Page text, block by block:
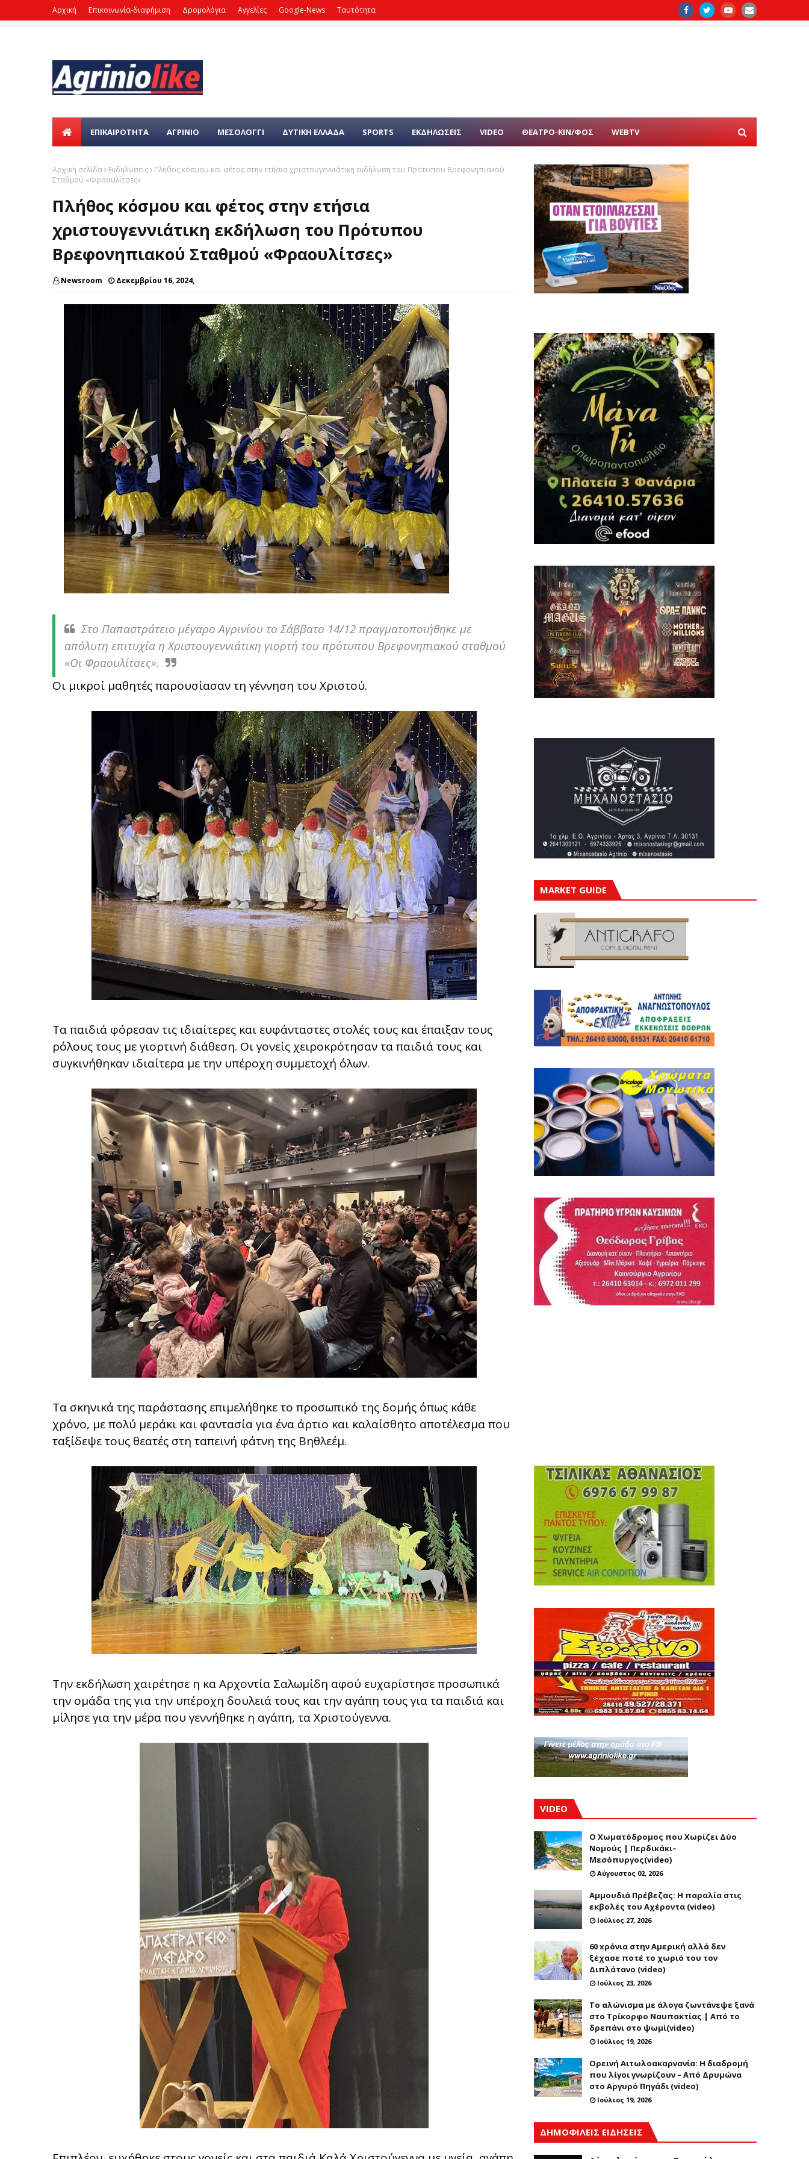
Αρχική Επικοινωνία-διαφήμιση Δρομολόγια Αγγελίες Google-News Ταυτότητα
ΕΠΙΚΑΙΡΌΤΗΤΑ ΑΓΡΙΝΙΟ ΜΕΣΟΛΟΓΓΙ ΔΥΤΙΚΗ ΕΛΛΑΔΑ SPORTS ΕΚΔΗΛΩΣΕΙΣ VIDEO ΘΕΑΤΡΟ-ΚΙΝ/ΦΟΣ WEBTV
Αρχική σελίδα Εκδηλώσεις
Πλήθος κόσμου και φέτος στην ετήσια χριστουγεννιάτικη εκδήλωση του Πρότυπου Βρεφονηπιακού
Σταθμού «Φραουλίτσες»
Πλήθος κόσμου και φέτος στην ετήσια
χριστουγεννιάτικη εκδήλωση του Πρότυπου
Βρεφονηπιακού Σταθμού «Φραουλίτσες»
Newsroom Δεκεμβρίου 16, 2024,
Στο Παπαστράτειο μέγαρο Αγρινίου το Σάββατο 14/12 πραγματοποιήθηκε με
απόλυτη επιτυχία η Χριστουγεννιάτικη γιορτή του πρότυπου Βρεφονηπιακού σταθμού
«Οι Φραουλίτσες».
Οι μικροί μαθητές παρουσίασαν τη γέννηση του Χριστού.
Τα παιδιά φόρεσαν τις ιδιαίτερες και ευφάνταστες στολές τους και έπαιξαν τους
ρόλους τους με γιορτινή διάθεση. Οι γονείς χειροκρότησαν τα παιδιά τους και
συγκινήθηκαν ιδιαίτερα με την υπέροχη συμμετοχή όλων.
Τα σκηνικά της παράστασης επιμελήθηκε το προσωπικό της δομής όπως κάθε
χρόνο, με πολύ μεράκι και φαντασία για ένα άρτιο και καλαίσθητο αποτέλεσμα που
ταξίδεψε τους θεατές στη ταπεινή φάτνη της Βηθλεέμ.
Την εκδήλωση χαιρέτησε η κα Αρχοντία Σαλωμίδη αφού ευχαρίστησε προσωπικά
την ομάδα της για την υπέροχη δουλειά τους και την αγάπη τους για τα παιδιά και
μίλησε για την μέρα που γεννήθηκε η αγάπη, τα Χριστούγεννα.
MARKET GUIDE
VIDEO
Ο Χωματόδρομος που Χωρίζει Δύο
Νομούς | Περδικάκι–
Μεσόπυργος(video)
Αύγουστος 02, 2026
Αμμουδιά Πρέβεζας: Η παραλία στις
εκβολές του Αχέροντα (video)
Ιούλιος 27, 2026
60 xρόνια στην Αμερική αλλά δεν
ξέχασε ποτέ το χωριό του τον
Διπλάτανο (video)
Ιούλιος 23, 2026
Το αλώνισμα με άλογα ζωντάνεψε ξανά
στο Τρίκορφο Ναυπακτίας | Από το
δρεπάνι στο ψωμί(video)
Ιούλιος 19, 2026
Ορεινή Αιτωλοακαρνανία: Η διαδρομή
που λίγοι γνωρίζουν – Από Δρυμώνα
στο Αργυρό Πηγάδι (video)
Ιούλιος 19, 2026
ΔΗΜΟΦΙΛΕΙΣ ΕΙΔΗΣΕΙΣ